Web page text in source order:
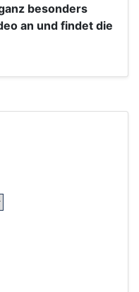
besonders
an und findet die